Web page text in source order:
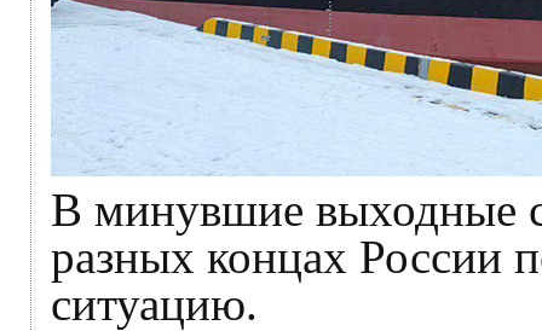
В минувшие выходные
разных концах России
ситуацию.